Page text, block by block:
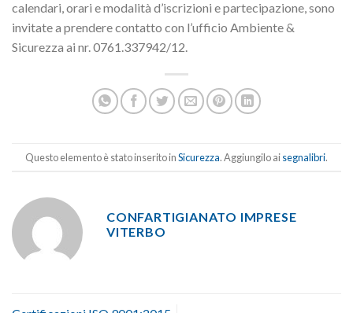
calendari, orari e modalità d’iscrizioni e partecipazione, sono
invitate a prendere contatto con l’ufficio Ambiente &
Sicurezza ai nr. 0761.337942/12.
Questo elemento è stato inserito inSicurezza. Aggiungilo aisegnalibri.
CONFARTIGIANATO IMPRESE
VITERBO